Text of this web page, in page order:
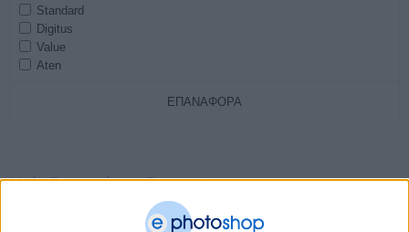
Standard
Digitus
Value
Aten
ΕΠΑΝΑΦΟΡΆ
Usb Extenders-Repeaters